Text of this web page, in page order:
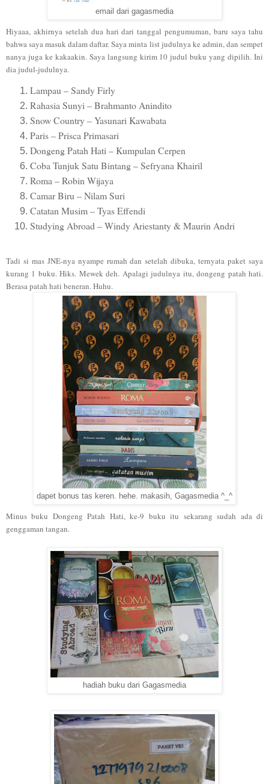
email dari gagasmedia
Hiyaaa, akhirnya setelah dua hari dari tanggal pengumuman, baru saya tahu
bahwa saya masuk dalam daftar. Saya minta list judulnya ke admin, dan sempet
nanya juga ke kakaakin. Saya langsung kirim 10 judul buku yang dipilih. Ini
dia judul-judulnya.
Lampau – Sandy Firly
Rahasia Sunyi – Brahmanto Anindito
Snow Country – Yasunari Kawabata
Paris – Prisca Primasari
Dongeng Patah Hati – Kumpulan Cerpen
Coba Tunjuk Satu Bintang – Sefryana Khairil
Roma – Robin Wijaya
Camar Biru – Nilam Suri
Catatan Musim – Tyas Effendi
Studying Abroad – Windy Ariestanty & Maurin Andri
Tadi si mas JNE-nya nyampe rumah dan setelah dibuka, ternyata paket saya
kurang 1 buku. Hiks. Mewek deh. Apalagi judulnya itu, dongeng patah hati.
Berasa patah hati beneran. Huhu.
dapet bonus tas keren. hehe. makasih, Gagasmedia ^_^
Minus buku Dongeng Patah Hati, ke-9 buku itu sekarang sudah ada di
genggaman tangan.
hadiah buku dari Gagasmedia